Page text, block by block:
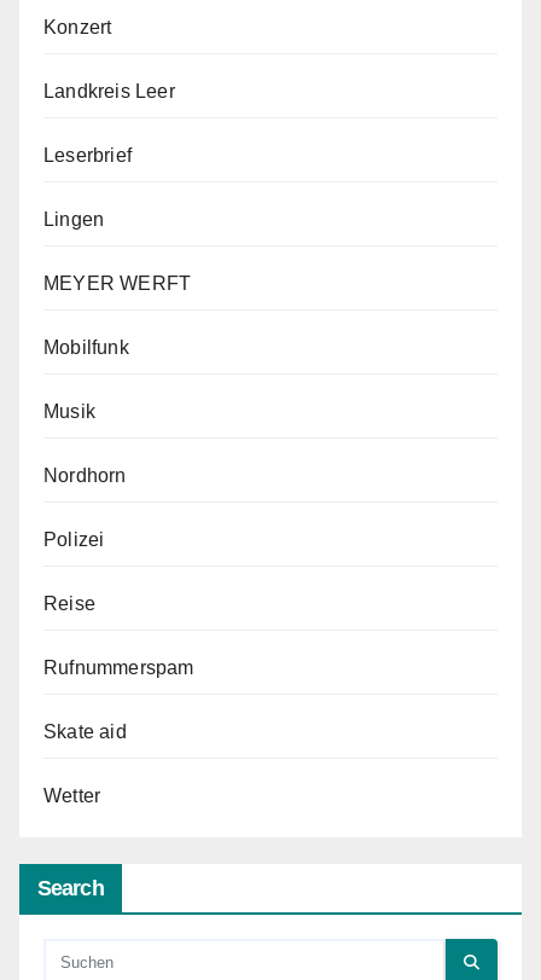
Konzert
Landkreis Leer
Leserbrief
Lingen
MEYER WERFT
Mobilfunk
Musik
Nordhorn
Polizei
Reise
Rufnummerspam
Skate aid
Wetter
Search